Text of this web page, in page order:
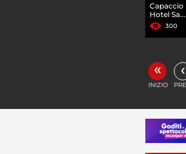
Capaccio
Hotel Sa...
300
«
INIZIO
‹